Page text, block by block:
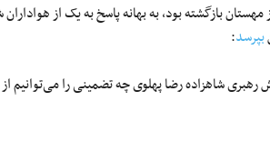
بازگشته بود، به بهانه پاسخ به یک از
بپرسد:
رهبری شاهزاده رضا پهلوی چه تضمینی را می‌توانیم